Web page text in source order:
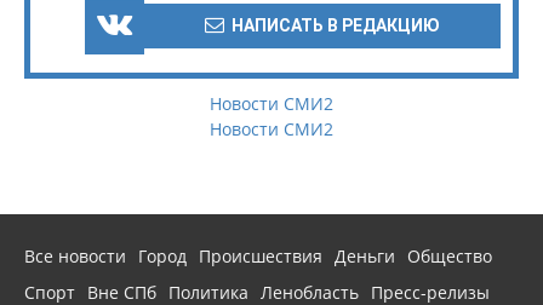
НАПИСАТЬ В РЕДАКЦИЮ
Новости СМИ2
Новости СМИ2
Все новости Город Происшествия Деньги
Общество
Спорт Вне СПб Политика Ленобласть Пресс-релизы